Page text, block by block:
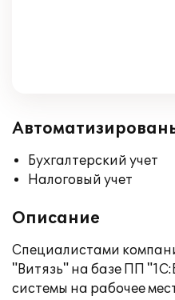
Бухгалтерский учет
Налоговый учет
Описание
Специалистами
"Витязь" на базе ПП
системы на рабочее